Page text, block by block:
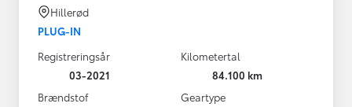
Hillerød
PLUG-IN
Registreringsår
03-2021
Kilometertal
84.100 km
Brændstof
Geartype